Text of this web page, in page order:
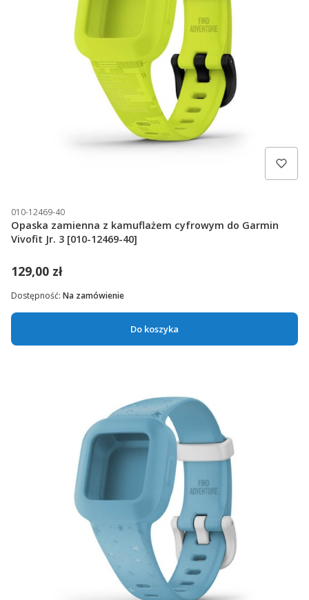
010-12469-40
Opaska zamienna z kamuflażem cyfrowym do Garmin
Vivofit Jr. 3 [010-12469-40]
129,00 zł
Do koszyka
Dostępność: Na zamówienie